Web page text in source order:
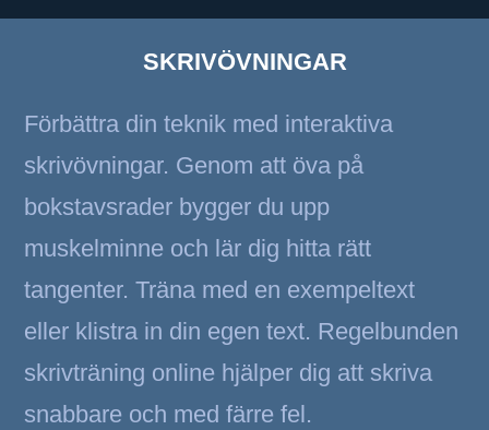
SKRIVÖVNINGAR
Förbättra din teknik med interaktiva
skrivövningar. Genom att öva på
bokstavsrader bygger du upp
muskelminne och lär dig hitta rätt
tangenter. Träna med en exempeltext
eller klistra in din egen text. Regelbunden
skrivträning online hjälper dig att skriva
snabbare och med färre fel.